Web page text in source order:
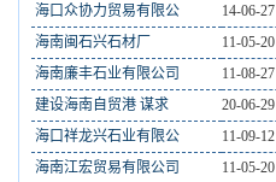
海口众协力贸易有限公
14-06-27
海南闽石兴石材厂
11-05-20
海南廉丰石业有限公司
11-08-27
建设海南自贸港 谋求
20-06-29
海口祥龙兴石业有限公
11-09-12
海南江宏贸易有限公司
11-05-20